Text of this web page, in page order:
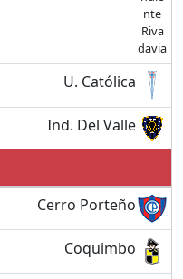
U. Católica
Ind. Del Valle
Cerro Porteño
Coquimbo